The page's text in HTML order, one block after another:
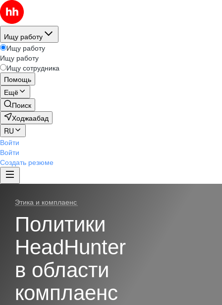
Ищу работу
Ищу работу
Ищу работу
Ищу сотрудника
Помощь
Ещё
Поиск
Ходжаабад
RU
Войти
Войти
Создать резюме
Этика и комплаенс
Политики
HeadHunter
в области
комплаенс